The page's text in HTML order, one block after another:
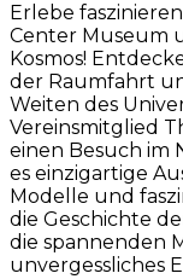
Erlebe
Center Museum
Kosmos!
der Raumfahrt
Weiten des
Vereinsmitglied
einen Besuch im
es einzigartige
Modelle und
die Geschichte
die spannenden
unvergessliches